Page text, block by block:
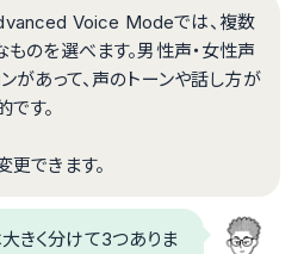
Voice Modeでは、複数
のを選べます。男性声・女性声
があって、声のトーンや話し方が
す。
できます。
きく分けて3つありま